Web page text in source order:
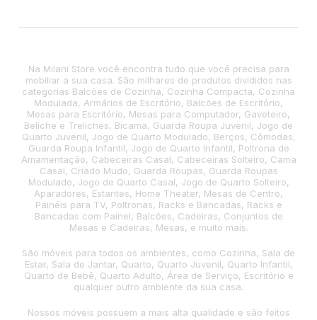
Na Milani Store você encontra tudo que você precisa para
mobiliar a sua casa. São milhares de produtos divididos nas
categorias Balcões de Cozinha, Cozinha Compacta, Cozinha
Modulada, Armários de Escritório, Balcões de Escritório,
Mesas para Escritório, Mesas para Computador, Gaveteiro,
Beliche e Treliches, Bicama, Guarda Roupa Juvenil, Jogo de
Quarto Juvenil, Jogo de Quarto Modulado, Berços, Cômodas,
Guarda Roupa Infantil, Jogo de Quarto Infantil, Poltrona de
Amamentação, Cabeceiras Casal, Cabeceiras Solteiro, Cama
Casal, Criado Mudo, Guarda Roupas, Guarda Roupas
Modulado, Jogo de Quarto Casal, Jogo de Quarto Solteiro,
Aparadores, Estantes, Home Theater, Mesas de Centro,
Painéis para TV, Poltronas, Racks e Bancadas, Racks e
Bancadas com Painel, Balcões, Cadeiras, Conjuntos de
Mesas e Cadeiras, Mesas, e muito mais.
São móveis para todos os ambientes, como Cozinha, Sala de
Estar, Sala de Jantar, Quarto, Quarto Juvenil, Quarto Infantil,
Quarto de Bebê, Quarto Adulto, Área de Serviço, Escritório e
qualquer outro ambiente da sua casa.
Nossos móveis possuem a mais alta qualidade e são feitos